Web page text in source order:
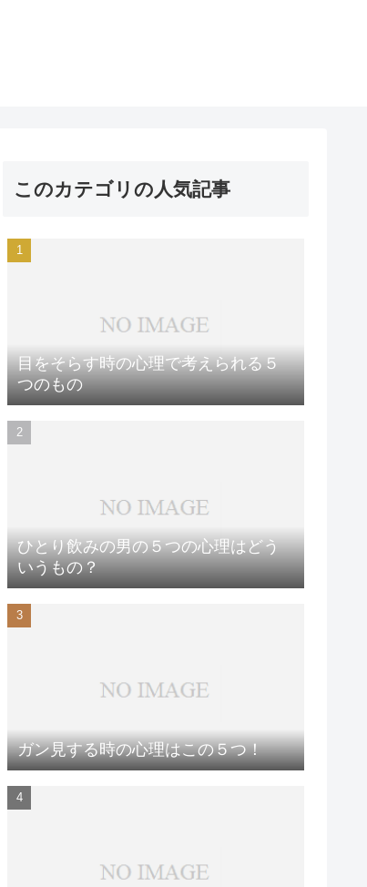
このカテゴリの人気記事
目をそらす時の心理で考えられる５
つのもの
ひとり飲みの男の５つの心理はどう
いうもの？
ガン見する時の心理はこの５つ！